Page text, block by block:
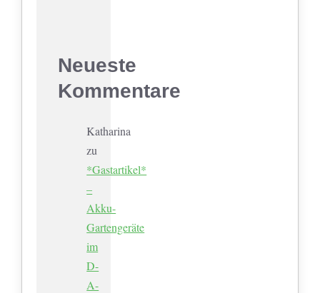
Neueste
Kommentare
Katharina
zu
*Gastartikel*
–
Akku-
Gartengeräte
im
D-
A-